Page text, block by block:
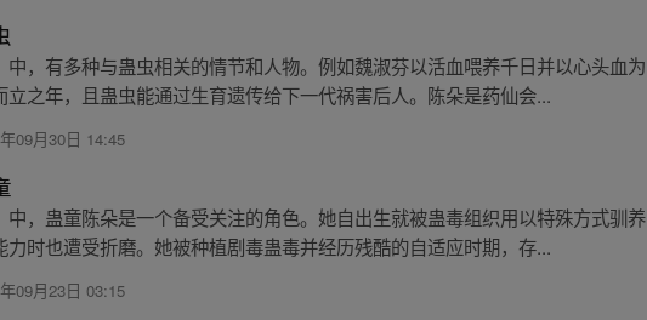
中，有多种与蛊虫相关的情节和人物。例如魏淑芬以活血喂养千日并以心头血
立之年，且蛊虫能通过生育遗传给下一代祸害后人。陈朵是药仙会...
09月30日 14:45
中，蛊童陈朵是一个备受关注的角色。她自出生就被蛊毒组织用以特殊方式驯
力时也遭受折磨。她被种植剧毒蛊毒并经历残酷的自适应时期，存...
09月23日 03:15